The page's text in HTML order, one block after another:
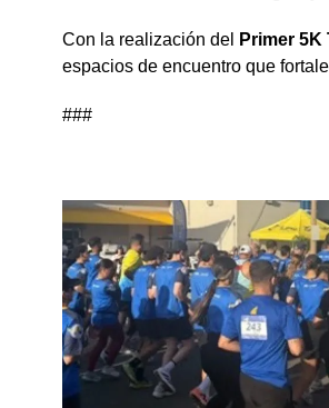
Con la realización del Primer 5K
espacios de encuentro que
###